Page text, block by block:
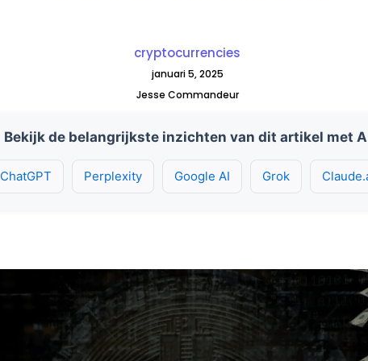
cryptocurrencies
januari 5, 2025
Jesse Commandeur
Bekijk de belangrijkste inzichten van dit artikel met
ChatGPT Perplexity Google AI Grok